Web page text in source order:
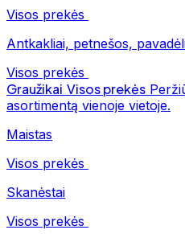
Visos prekės
Antkakliai, petnešos,
Visos prekės
Graužikai Visos prekės
asortimentą vienoje vietoje.
Maistas
Visos prekės
Skanėstai
Visos prekės